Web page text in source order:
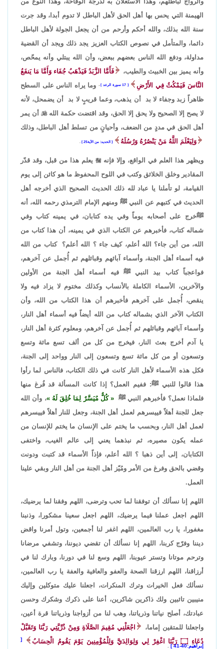
الهيمنة التي يحس بها أهل الحق لأهل الباطل لا تدوم أبدا، وقد جرت
سنة الله بذلك، والله أحكم وأرحم من أن يجعل الجولة لأهل الباطل
دائما، والمتأمل في نصوص الكتاب العزيز يجد ذلك ويجد أن القضية
مداولة، ودفع الله الناس بعضهم ببعض، وأن الله يبتلي وأنه يمحّص،
وأنه يميز بين الخبيث والطيب،
فَأَمَّا الزَّبَدُ فَيَذْهَبُ جُفَاء وَأَمَّا مَا يَنفَعُ
النَّاسَ فَيَمْكُثُ فِي الأَرْضِ
17 سورة الرعد ، وما يراه الناس على السطح
ظاهراً زبد وجفاء لا بد أن يذهب، وعما قريبٍ لا بد أن يضمحل، لأنه
لا يصح إلا الصحيح ولا يحق إلا الحق، وقد اقتضت حكمة اللهأن يمر
أهل الحق في مددٍ من الضعف، وأحيانٍ من تسلط أهل الباطل، وذلك
وَلِيَعْلَمَ اللَّهُ مَنْ يَنْصُرُهُ وَرُسُلَهُ
الحديد: من الآية25
ويظهر هذا العلم في الواقع، وإلا فإنه يعلم هذا من قبل، وقد قدّر
المقادير وخلق الخلائق وكتب في اللوح المحفوظ ما هو كائن إلى يوم
القيامة، لو تأملنا يا عباد لله ذلك الحديث الصحيح الذي أخرجه أهل
الحديث في كتبهم عن النبي ﷺ ومنهم الإمام الترمذي رحمه الله، أنه
ﷺخرج على أصحابه يوماً وفي يده كتابان، في يمينه كتاب وفي
شماله كتاب، فأخبرهم عن الكتاب الذي في يمينه، أن هذا كتاب من
الله، من أين جاء؟ الله أعلم، كيف جاء ؟ الله أعلم؟ كتاب من الله
فيه أسماء أهل الجنة، وأسماء آبائهم وقبائلهم ثم أُجمل عن آخرهم،
فواعجباً كتاب بيد النبي ﷺ فيه أسماء أهل الجنة من الأولين
والآخرين، الأسماء الكاملة بالأنساب وكذلك مختوم لا يزاد فيه ولا
ينقص، أُجمل على آخرهم فأخبرهم أن هذا الكتاب من الله، وأن
الكتاب الآخر الذي بشماله كتاب من الله أيضاً فيه أسماء أهل النار،
وأسماء آبائهم وقبائلهم ثم أُجمل عن آخرهم، ومعلوم كثرة أهل النار،
يا آدم أخرج بعث النار، فيخرج من كل من ألف تسع مائة وتسع
وتسعون أو من كل مائة تسع وتسعون إلى النار وواحد إلى الجنة،
فكل هذه الأسماء لأهل النار كانت في ذلك الكتاب، فالناس لما رأوا
هذا قالوا للنبي ﷺ: ففيم العمل؟ إذا كانت المسألة قد فُرغ منها
فلماذا نعمل؟ فأخبرهم النبي ﷺ
كُلٌّ مُيَسَّرٌ لِمَا خُلِقَ لَهُ
، وأن الله
جعل للجنة أهلاً فييسرهم لعمل أهل الجنة، وجعل للنار أهلاً فييسرهم
لعمل أهل النار، وبحسب ما يختم على الإنسان ما يختم للإنسان من
عمله يكون مصيره، ثم نبذهما يعني إلى عالم الغيب، واختفى
الكتابان، إلى أين ذهبا ؟ الله أعلم، فإذاً الأسماء قد كتبت ودونت
وقضي بالحق وفرغ من الأمر ومُيّز أهل الجنة من أهل النار وبقي علينا
العمل.
اللهم إنا نسألك أن توفقنا لما تحب وترضى، اللهم وفقنا لما يرضيك،
اللهم اجعل عملنا فيما يرضيك، اللهم اجعل سعينا مشكورا، وذنبنا
مغفورا، يا رب العالمين، اللهم اغفر لنا أجمعين، وتول أمرنا واقض
ديننا وفرّج كربنا، اللهم إنا نسألك أن تقضي ديوننا، وتشفي مرضانا
وترحم موتانا وتستر عيوبنا، اللهم وسع لنا في دورنا، وبارك لنا في
أرزاقنا، اللهم ارزقنا الصحة والعفو والعافية والعفة يا رب العالمين،
نسألك فعل الخيرات وترك المنكرات، اجعلنا عليك متوكلين وإليك
منيبين تائبين ولك ذاكرين شاكرين، أعنا على ذكرك وشكرك وحسن
عبادتك، أصلح نياتنا وذرياتنا، وهب لنا من أزواجنا وذرياتنا قرة أعين،
واجعلنا للمتقين إماما،
اجْعَلْنِي مُقِيمَ الصَّلَاةِ وَمِنْ ذُرِّيَّتِي رَبَّنَا وَتَقَبَّلْ
دُعَاءِ ۝ رَبَّنَا اغْفِرْ لِي وَلِوَالِدَيَّ وَلِلْمُؤْمِنِينَ يَوْمَ يَقُومُ الْحِسَابُ
إبراهيم:40-41